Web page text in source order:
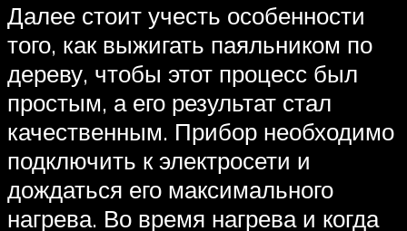
Далее стоит учесть особенности
того, как выжигать паяльником по
дереву, чтобы этот процесс был
простым, а его результат стал
качественным. Прибор необходимо
подключить к электросети и
дождаться его максимального
нагрева. Во время нагрева и когда